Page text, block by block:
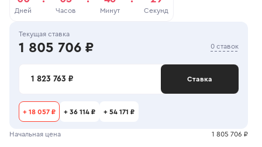
Дней Часов Минут Секунд
Текущая ставка
1 805 706 ₽ 0 ставок
1 823 763 ₽ Ставка
+ 18 057 ₽ + 36 114 ₽ + 54 171 ₽
Начальная цена 1 805 706 ₽